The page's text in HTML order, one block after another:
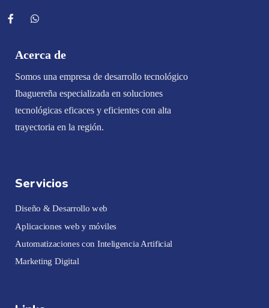
Acerca de
Somos una empresa de desarrollo tecnológico
Ibaguereña especializada en soluciones
tecnológicas eficaces y eficientes con alta
trayectoria en la región.
Servicios
Diseño & Desarrollo web
Aplicaciones web y móviles
Automatizaciones con Inteligencia Artificial
Marketing Digital